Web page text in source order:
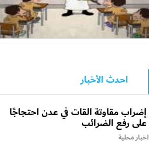
احدث الأخبار
إضراب مقاوتة القات في عدن احتجاجًا
على رفع الضرائب
اخبار محلية